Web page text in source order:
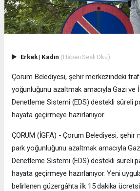
Erkek| Kadın (Haberi Sesli Oku)
Çorum Belediyesi, şehir merkezindeki
yoğunluğunu azaltmak amacıyla Gazi ve
Denetleme Sistemi (EDS) destekli süreli
hayata geçirmeye hazırlanıyor.
ÇORUM (İGFA) - Çorum Belediyesi, şehir
park yoğunluğunu azaltmak amacıyla
Denetleme Sistemi (EDS) destekli süreli
hayata geçirmeye hazırlanıyor. Yeni
belirlenen güzergâhta ilk 15 dakika